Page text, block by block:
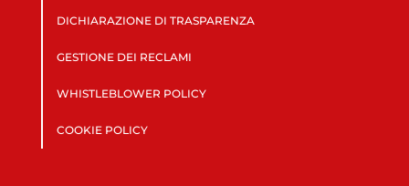
DICHIARAZIONE DI TRASPARENZA
GESTIONE DEI RECLAMI
WHISTLEBLOWER POLICY
COOKIE POLICY